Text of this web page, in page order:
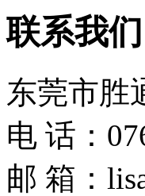
联系我们
东莞市胜
电 话：
邮 箱：